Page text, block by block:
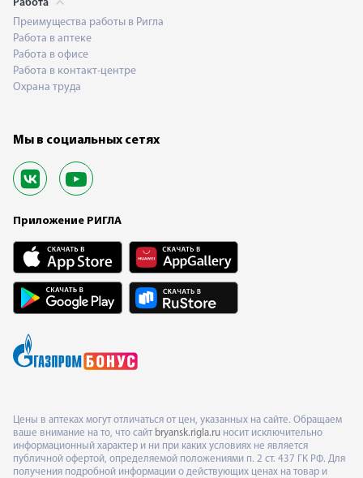
Работа
Преимущества работы в Ригла
Работа в аптеке
Работа в офисе
Работа в контакт-центре
Охрана труда
Мы в социальных сетях
Приложение РИГЛА
Цены в аптеках могут отличаться от цен, указанных на сайте. Обращаем
ваше внимание на то, что сайт bryansk.rigla.ru носит исключительно
информационный характер и ни при каких условиях не является
публичной офертой, определяемой положениями п. 2 ст. 437 ГК РФ. Для
получения подробной информации о действующих ценах на товар и